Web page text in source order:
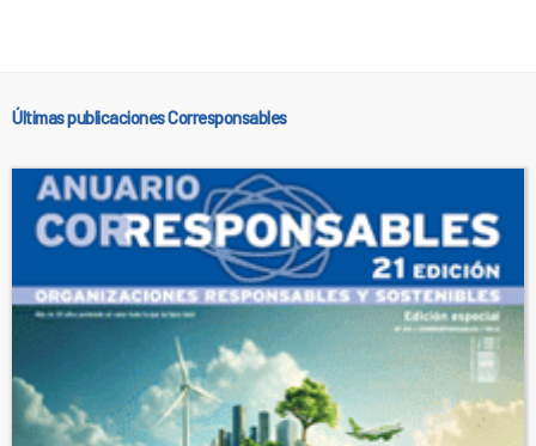
Últimas publicaciones Corresponsables